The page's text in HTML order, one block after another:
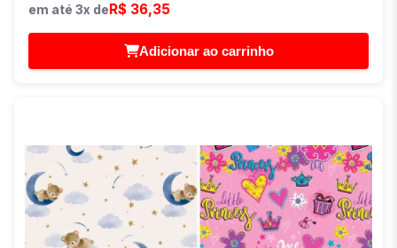
em até 3x de R$ 36,35
Adicionar ao carrinho